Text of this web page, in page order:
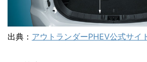
出典： アウトランダーPHEV公式サイ